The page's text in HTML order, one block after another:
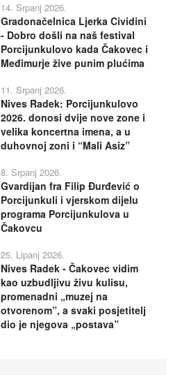
14. Srpanj 2026.
Gradonačelnica Ljerka Cividini
- Dobro došli na naš festival
Porcijunkulovo kada Čakovec i
Međimurje žive punim plućima
11. Srpanj 2026.
Nives Radek: Porcijunkulovo
2026. donosi dvije nove zone i
velika koncertna imena, a u
duhovnoj zoni i “Mali Asiz”
8. Srpanj 2026.
Gvardijan fra Filip Đurđević o
Porcijunkuli i vjerskom dijelu
programa Porcijunkulova u
Čakovcu
25. Lipanj 2026.
Nives Radek - Čakovec vidim
kao uzbudljivu živu kulisu,
promenadni „muzej na
otvorenom”, a svaki posjetitelj
dio je njegova „postava”